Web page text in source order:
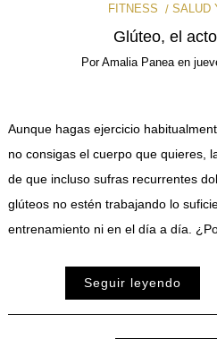
FITNESS SALUD
Glúteo, el
PorAmalia Panea en
Aunque hagas ejercicio
no consigas el cuerpo que quieres,
de que incluso sufras recurrentes
glúteos no estén trabajando lo
entrenamiento ni en el día a día.
Seguir leyendo